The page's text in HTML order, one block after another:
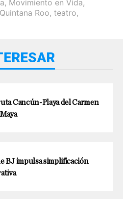
, Movimiento en Vida,
Quintana Roo, teatro,
Cancún-Playa del Carmen
BJ impulsa simplificación